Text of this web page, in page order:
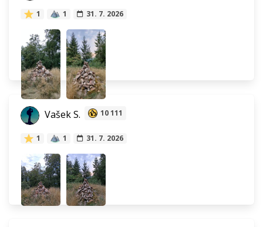
1 1 31. 7. 2026
Vašek S. 10 111
1 1 31. 7. 2026